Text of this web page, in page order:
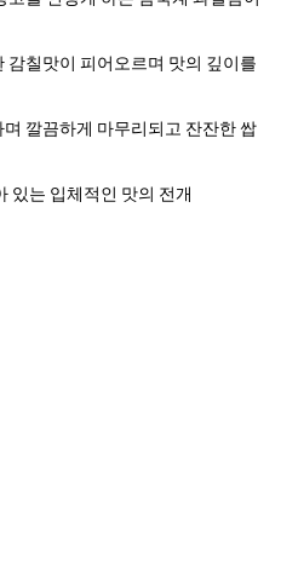
감칠맛이 피어오르며 맛의 깊이를
깔끔하게 마무리되고 잔잔한 쌉
있는 입체적인 맛의 전개